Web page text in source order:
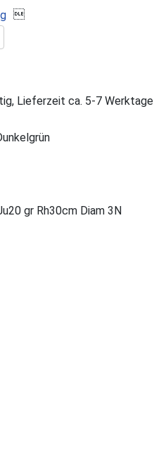

Lieferzeit ca. 5-7 Werktage
gr Rh30cm Diam 3N